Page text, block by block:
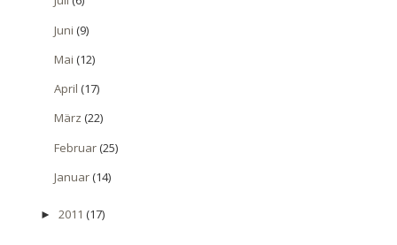
Juni (9)
Mai (12)
April (17)
März (22)
Februar(25)
Januar(14)
► 2011 (17)